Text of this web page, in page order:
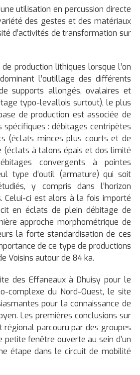
utilisation en percussion directe
des gestes et des matériaux
d’activités de transformation sur
production lithiques lorsque l’on
l’outillage des différents
supports allongés, ovalaires et
typo-levallois surtout), le plus
de production est associée de
: débitages centripètes
(éclats minces plus courts et de
(éclats à talons épais et dos limité
convergents à pointes
type d’outil (armature) qui soit
y compris dans l’horizon
Celui-ci est alors à la fois importé
en éclats de plein débitage de
approche morphométrique de
la forte standardisation de ces
de ce type de productions
Voisins autour de 84 ka.
des Effaneaux à Dhuisy pour le
complexe du Nord-Ouest, le site
pour la connaissance de
Les premières conclusions sur
régional parcouru par des groupes
petite fenêtre ouverte au sein d’un
étape dans le circuit de mobilité